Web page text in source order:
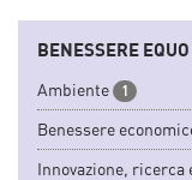
BENESSERE
Ambiente 1
Benessere
Innovazione, ricerca